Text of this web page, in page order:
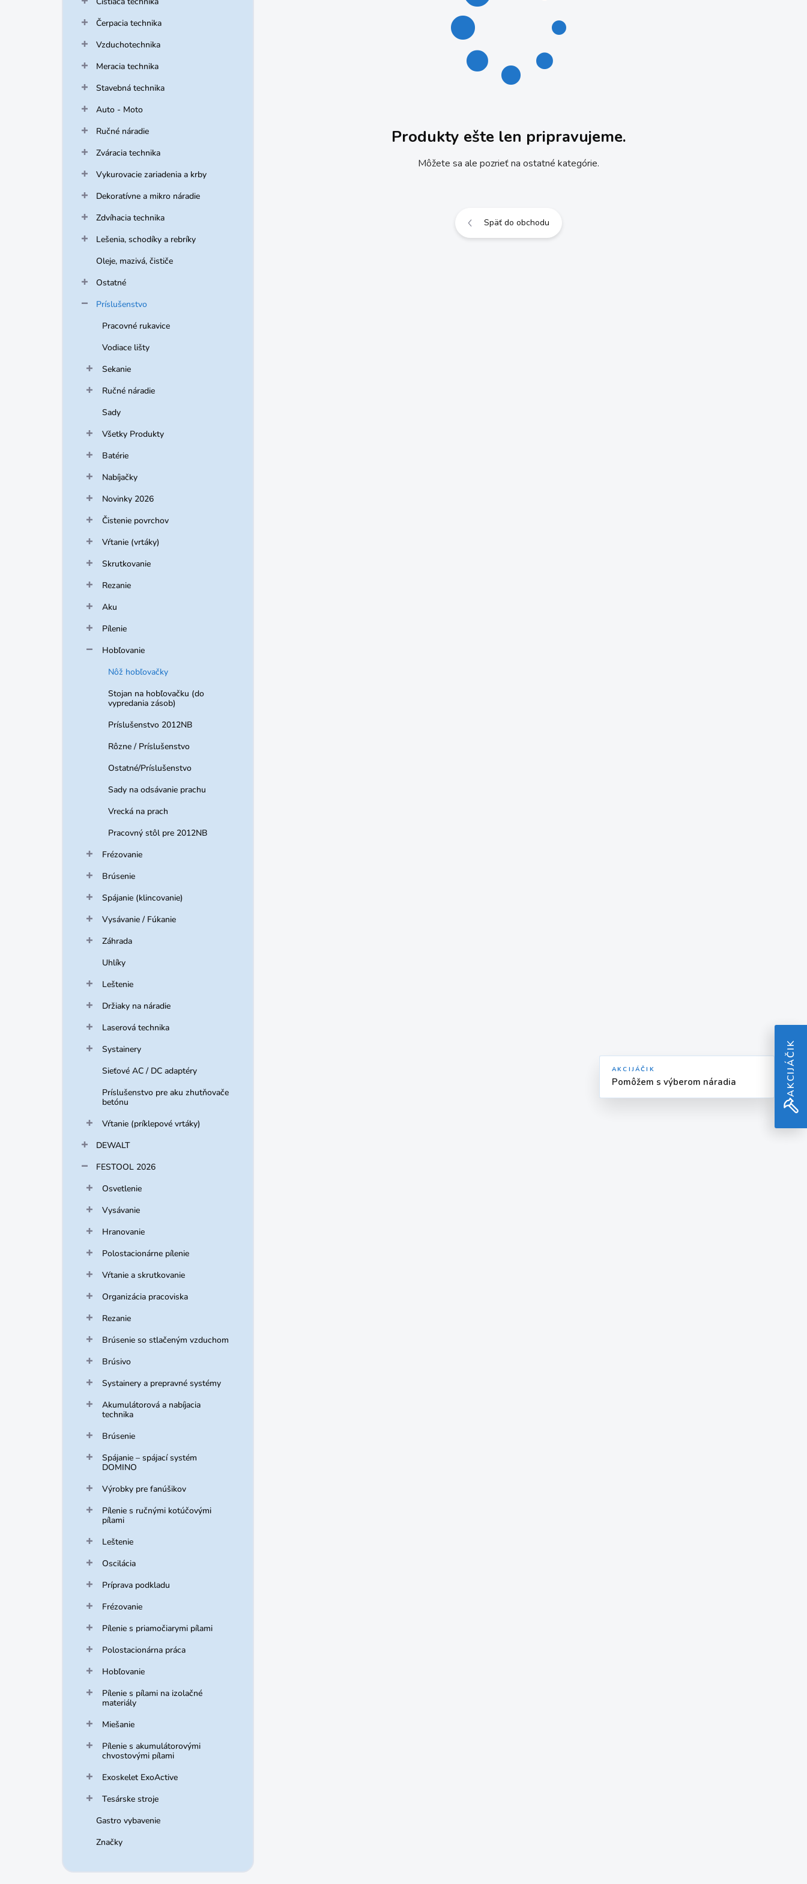
Čerpacia technika
Vzduchotechnika
Meracia technika
Stavebná technika
Auto - Moto
Ručné náradie
Zváracia technika
Vykurovacie zariadenia a krby
Dekoratívne a mikro náradie
Zdvíhacia technika
Lešenia, schodíky a rebríky
Oleje, mazivá, čističe
Ostatné
Príslušenstvo
Pracovné rukavice
Vodiace lišty
Sekanie
Ručné náradie
Sady
Všetky Produkty
Batérie
Nabíjačky
Novinky 2026
Čistenie povrchov
Vŕtanie (vrtáky)
Skrutkovanie
Rezanie
Aku
Pílenie
Hobľovanie
Nôž hobľovačky
Stojan na hobľovačku (do
vypredania zásob)
Príslušenstvo 2012NB
Rôzne / Príslušenstvo
Ostatné/Príslušenstvo
Sady na odsávanie prachu
Vrecká na prach
Pracovný stôl pre 2012NB
Frézovanie
Brúsenie
Spájanie (klincovanie)
Vysávanie / Fúkanie
Záhrada
Uhlíky
Leštenie
Držiaky na náradie
Laserová technika
Systainery
Sieťové AC / DC adaptéry
Príslušenstvo pre aku zhutňovače
betónu
Vŕtanie (príklepové vrtáky)
DEWALT
FESTOOL 2026
Osvetlenie
Vysávanie
Hranovanie
Polostacionárne pílenie
Vŕtanie a skrutkovanie
Organizácia pracoviska
Rezanie
Brúsenie so stlačeným vzduchom
Brúsivo
Systainery a prepravné systémy
Akumulátorová a nabíjacia
technika
Brúsenie
Spájanie – spájací systém
DOMINO
Výrobky pre fanúšikov
Pílenie s ručnými kotúčovými
pílami
Leštenie
Oscilácia
Príprava podkladu
Frézovanie
Pílenie s priamočiarymi pílami
Polostacionárna práca
Hobľovanie
Pílenie s pílami na izolačné
materiály
Miešanie
Pílenie s akumulátorovými
chvostovými pílami
Exoskelet ExoActive
Tesárske stroje
Gastro vybavenie
Značky
Produkty ešte len pripravujeme.
Môžete sa ale pozrieť na ostatné kategórie.
Späť do obchodu
AKCIJÁČIK
Pomôžem s výberom náradia AKCIJÁČIK